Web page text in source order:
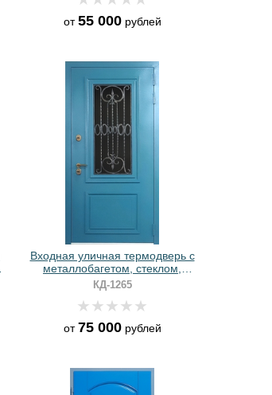
от55 000рублей
Входная уличная термодверь с
металлобагетом, стеклом,
решеткой и синим полимерным
окрашиванием
КД-1265
от75 000рублей